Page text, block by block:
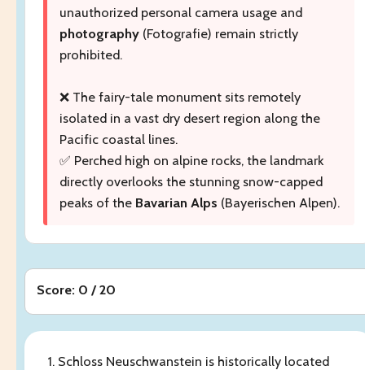
unauthorized personal camera usage and
photography (Fotografie) remain strictly
prohibited.
❌ The fairy-tale monument sits remotely
isolated in a vast dry desert region along the
Pacific coastal lines.
✅ Perched high on alpine rocks, the landmark
directly overlooks the stunning snow-capped
peaks of the Bavarian Alps (Bayerischen Alpen).
Score: 0 / 20
1. Schloss Neuschwanstein is historically located